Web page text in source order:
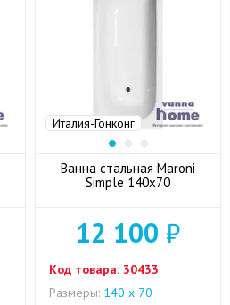
Италия-Гонконг
Ванна стальная Maroni
Simple 140x70
12 100 ₽
Код товара: 30433
Размеры: 140 х 70